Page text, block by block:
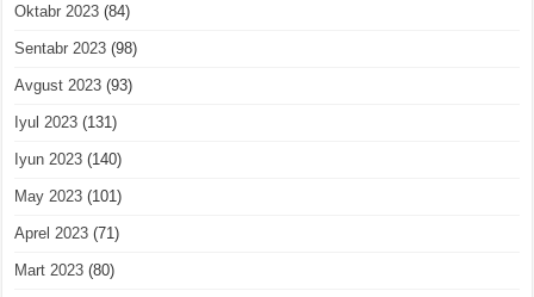
Oktabr 2023 (84)
Sentabr 2023 (98)
Avgust 2023 (93)
Iyul 2023 (131)
Iyun 2023 (140)
May 2023 (101)
Aprel 2023 (71)
Mart 2023 (80)